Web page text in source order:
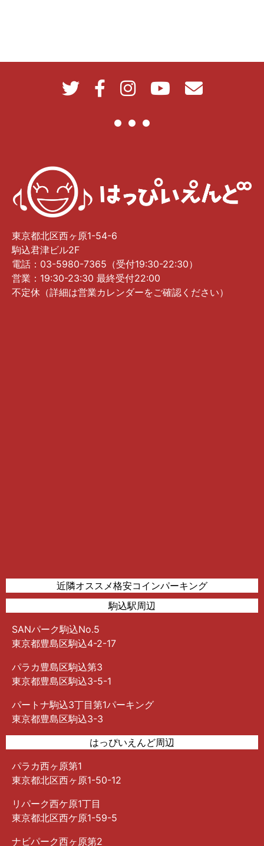
東京都北区西ヶ原1-54-6
駒込君津ビル2F
電話：03-5980-7365（受付19:30-22:30）
営業：19:30-23:30 最終受付22:00
不定休（詳細は営業カレンダーをご確認ください）
近隣オススメ格安コインパーキング
駒込駅周辺
SANパーク駒込No.5
東京都豊島区駒込4-2-17
パラカ豊島区駒込第3
東京都豊島区駒込3-5-1
パートナ駒込3丁目第1パーキング
東京都豊島区駒込3-3
はっぴいえんど周辺
パラカ西ヶ原第1
東京都北区西ヶ原1-50-12
リパーク西ケ原1丁目
東京都北区西ケ原1-59-5
ナビパーク西ヶ原第2